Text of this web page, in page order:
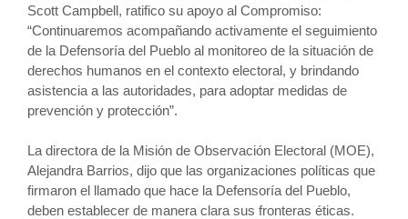
Scott Campbell, ratifico su apoyo al Compromiso:
“Continuaremos acompañando activamente el seguimiento
de la Defensoría del Pueblo al monitoreo de la situación de
derechos humanos en el contexto electoral, y brindando
asistencia a las autoridades, para adoptar medidas de
prevención y protección”.
La directora de la Misión de Observación Electoral (MOE),
Alejandra Barrios, dijo que las organizaciones políticas que
firmaron el llamado que hace la Defensoría del Pueblo,
deben establecer de manera clara sus fronteras éticas.